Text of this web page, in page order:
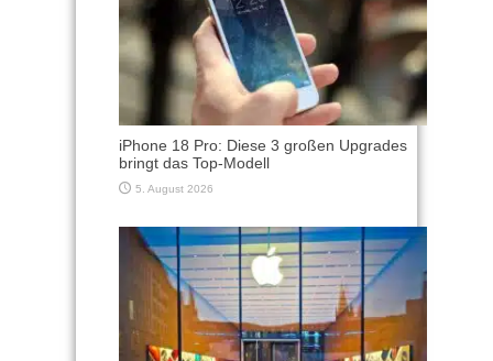
iPhone 18 Pro: Diese 3 großen Upgrades
bringt das Top-Modell
5. August 2026